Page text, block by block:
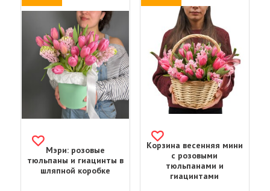
Мэри: розовые
тюльпаны и гиацинты в
шляпной коробке
Корзина весенняя мини
с розовыми
тюльпанами и
гиацинтами